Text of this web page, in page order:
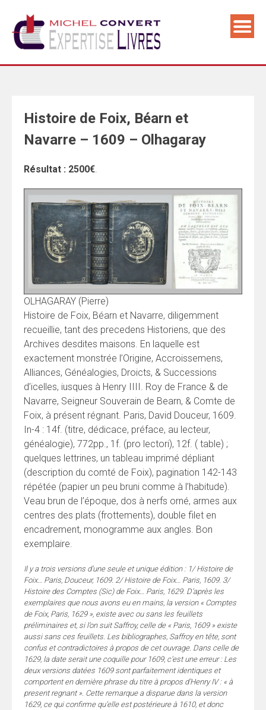
content
Histoire de Foix, Béarn et
Navarre – 1609 – Olhagaray
Résultat : 2500€.
OLHAGARAY (Pierre)
Histoire de Foix, Béarn et Navarre, diligemment
recueillie, tant des precedens Historiens, que des
Archives desdites maisons. En laquelle est
exactement monstrée l’Origine, Accroissemens,
Alliances, Généalogies, Droicts, & Successions
d’icelles, iusques à Henry IIII. Roy de France & de
Navarre, Seigneur Souverain de Bearn, & Comte de
Foix, à présent régnant. Paris, David Douceur, 1609.
In-4 : 14f. (titre, dédicace, préface, au lecteur,
généalogie), 772pp., 1f. (pro lectori), 12f. ( table) ;
quelques lettrines, un tableau imprimé dépliant
(description du comté de Foix), pagination 142-143
répétée (papier un peu bruni comme à l’habitude).
Veau brun de l’époque, dos à nerfs orné, armes aux
centres des plats (frottements), double filet en
encadrement, monogramme aux angles. Bon
exemplaire.
Il y a trois versions d’une seule et unique édition : 1/ Histoire de
Foix… Paris, Douceur, 1609. 2/ Histoire de Foix… Paris, 1609. 3/
Histoire des Comptes (Sic) de Foix… Paris, 1629. D’après les
exemplaires que nous avons eu en mains, la version « Comptes
de Foix, Paris, 1629 », existe avec ou sans les feuillets
préliminaires et, si l’on suit Saffroy, celle de « Paris, 1609 » existe
aussi sans ces feuillets. Les bibliographes, Saffroy en tête, sont
confus et contradictoires à propos de cet ouvrage. Dans celle de
1629, la date serait une coquille pour 1609, c’est une erreur : Les
deux versions datées 1609 sont parfaitement identiques et
comportent en dernière phrase du titre à propos d’Henry IV : « à
present regnant ». Cette remarque a disparue dans la version
1629, ce qui confirme qu’elle est postérieure à 1610, et donc